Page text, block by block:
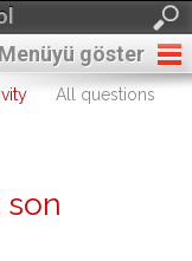
Menüyü göster
All questions
son